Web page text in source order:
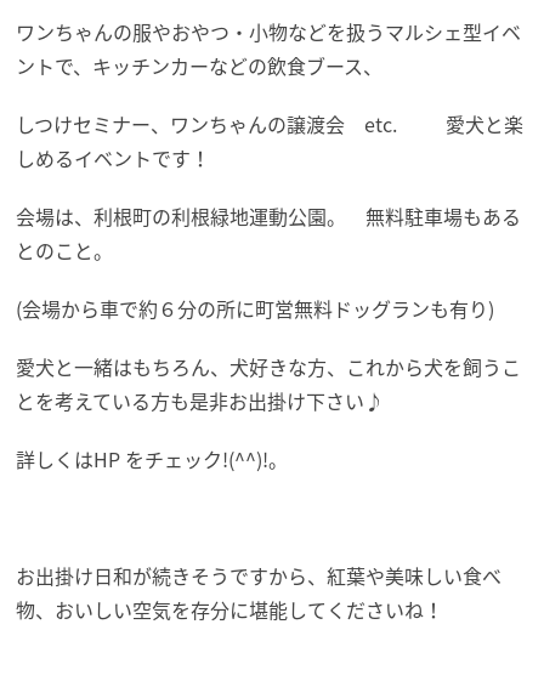
ワンちゃんの服やおやつ・小物などを扱うマルシェ型イベ
ントで、キッチンカーなどの飲食ブース、
しつけセミナー、ワンちゃんの譲渡会 etc. 愛犬と楽
しめるイベントです！
会場は、利根町の利根緑地運動公園。 無料駐車場もある
とのこと。
(会場から車で約６分の所に町営無料ドッグランも有り)
愛犬と一緒はもちろん、犬好きな方、これから犬を飼うこ
とを考えている方も是非お出掛け下さい♪
詳しくはHP をチェック!(^^)!。
お出掛け日和が続きそうですから、紅葉や美味しい食べ
物、おいしい空気を存分に堪能してくださいね！